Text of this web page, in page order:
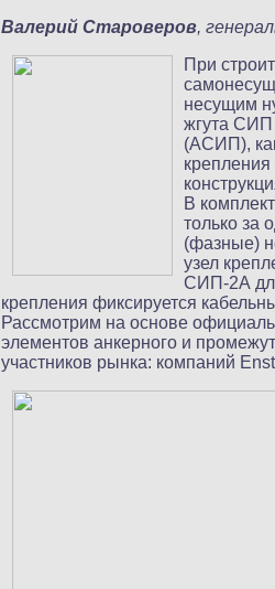
Валерий Староверов,
При
несущим
жгута СИП
(АСИП),
В
только за
(фазные)
узел
СИП-2А
крепления фиксируется
Рассмотрим на основе
элементов анкерного и
участников рынка: компаний